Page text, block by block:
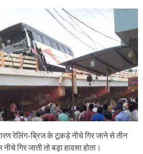
रेलिंग-ब्रिज के टूकड़े नीचे गिर जाने से तीन
गिर जाती तो बड़़ा हादसा होता।